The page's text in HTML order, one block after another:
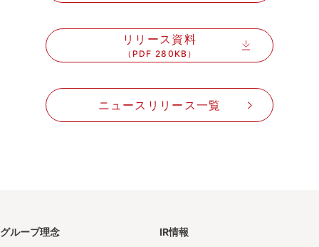
リリース資料
（PDF 280KB）
ニュースリリース一覧
グループ理念 IR情報